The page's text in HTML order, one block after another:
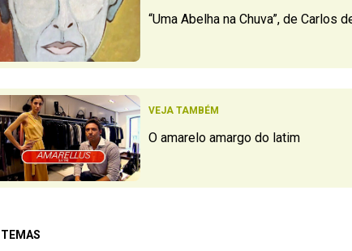
“Uma Abelha na Chuva”, de Carlos
VEJA TAMBÉM
O amarelo amargo do latim
TEMAS